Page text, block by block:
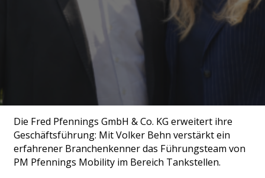
Die Fred Pfennings GmbH & Co. KG erweitert ihre
Geschäftsführung: Mit Volker Behn verstärkt ein
erfahrener Branchenkenner das Führungsteam von
PM Pfennings Mobility im Bereich Tankstellen.